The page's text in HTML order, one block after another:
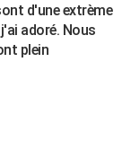
d'une extrème
adoré. Nous
plein